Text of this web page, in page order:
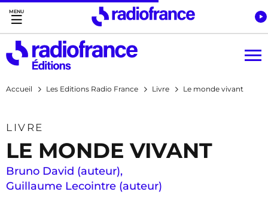
Accès direct :
Menu principal
Contenu
Accueil Les Editions Radio France Livre Le monde vivant
LIVRE
LE MONDE VIVANT
Bruno David (auteur),
Guillaume Lecointre (auteur)